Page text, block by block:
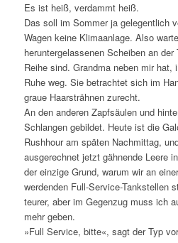
Es ist heiß, verdammt heiß.
Das soll im Sommer ja gelegentlich
Wagen keine Klimaanlage. Also
heruntergelassenen Scheiben an
Reihe sind. Grandma neben mir hat,
Ruhe weg. Sie betrachtet sich im
graue Haarsträhnen zurecht.
An den anderen Zapfsäulen und
Schlangen gebildet. Heute ist die
Rushhour am späten Nachmittag,
ausgerechnet jetzt gähnende Leere
der einzige Grund, warum wir an
werdenden Full-Service-Tankstellen
teurer, aber im Gegenzug muss ich
mehr geben.
»Full Service, bitte«, sagt der Typ